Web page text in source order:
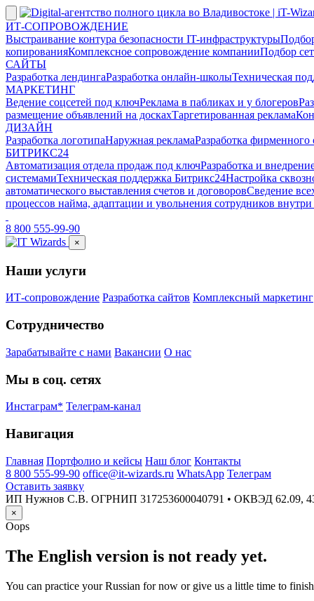
ИТ-СОПРОВОЖДЕНИЕ
Выстраивание контура безопасности IT-инфраструктуры
копированияКомплексное сопровождение компанииПодбор
САЙТЫ
Разработка лендингаРазработка онлайн-школыТехническая
МАРКЕТИНГ
Ведение соцсетей под ключРеклама в пабликах и у блогеров
размещение объявлений на доскахТаргетированная реклама
ДИЗАЙН
Разработка логотипаНаружная рекламаРазработка фирменного
БИТРИКС24
Автоматизация отдела продаж под ключРазработка и
системамиТехническая поддержка Битрикс24Настройка
автоматического выставления счетов и договоровСведение
процессов найма, адаптации и увольнения сотрудников
8 800 555-99-90
×
Наши услуги
ИТ-сопровождение Разработка сайтов Комплексный маркетинг
Сотрудничество
Зарабатывайте с нами Вакансии О нас
Мы в соц. сетях
Инстаграм* Телеграм-канал
Навигация
Главная Портфолио и кейсы Наш блог Контакты
8 800 555-99-90 office@it-wizards.ru WhatsApp Телеграм
Оставить заявку
ИП Нужнов С.В. ОГРНИП 317253600040791 • ОКВЭД 62.09,
×
Oops
The English version is not ready yet.
You can practice your Russian for now or give us a little time to